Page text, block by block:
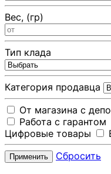
Вес, (гр)
Тип клада
Категория продавца
От магазина с
Работа с гарантом
Цифровые товары
Применить Сбросить